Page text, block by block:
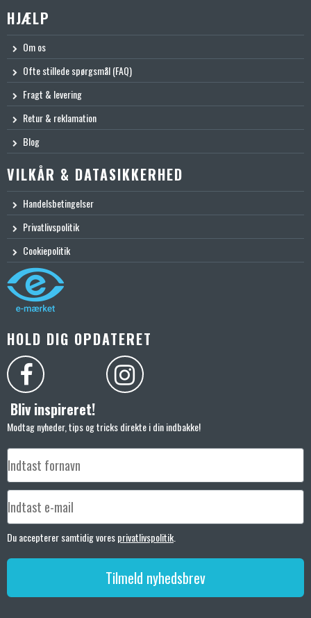
HJÆLP
Om os
Ofte stillede spørgsmål (FAQ)
Fragt & levering
Retur & reklamation
Blog
VILKÅR & DATASIKKERHED
Handelsbetingelser
Privatlivspolitik
Cookiepolitik
HOLD DIG OPDATERET
Bliv inspireret!
Modtag nyheder, tips og tricks direkte i din indbakke!
Du accepterer samtidig voresprivatlivspolitik
Tilmeld nyhedsbrev